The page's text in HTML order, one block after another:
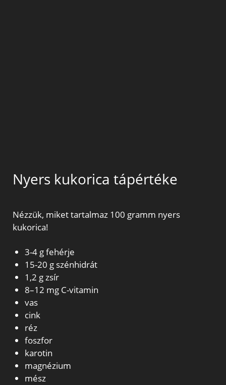
Nyers kukorica tápértéke
Nézzük, miket tartalmaz 100 gramm nyers
kukorica!
3-4 g fehérje
15-20 g szénhidrát
1,2 g zsír
8–12 mg C-vitamin
vas
cink
réz
foszfor
karotin
magnézium
mész